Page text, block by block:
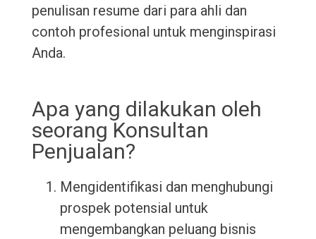
penulisan resume dari para ahli dan
contoh profesional untuk menginspirasi
Anda.
Apa yang dilakukan oleh
seorang Konsultan
Penjualan?
Mengidentifikasi dan menghubungi
prospek potensial untuk
mengembangkan peluang bisnis